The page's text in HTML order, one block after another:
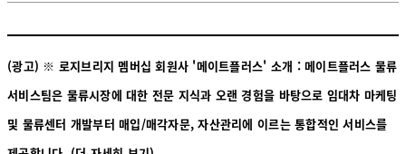
(광고) ※ 로지브리지 멤버십 회원사 '메이트플러스' 소개 : 메이트플러스 물류
서비스팀은 물류시장에 대한 전문 지식과 오랜 경험을 바탕으로 임대차 마케팅
및 물류센터 개발부터 매입/매각자문, 자산관리에 이르는 통합적인 서비스를